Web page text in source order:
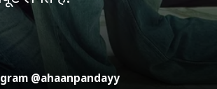
@ahaanpandayy